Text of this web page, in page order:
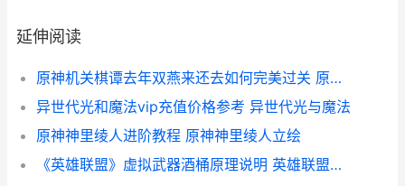
延伸阅读
原神机关棋谭去年双燕来还去如何完美过关 原神机关棋谭任务
异世代光和魔法vip充值价格参考 异世代光与魔法
原神神里绫人进阶教程 原神神里绫人立绘
《英雄联盟》虚拟武器酒桶原理说明 英雄联盟虚弱图标